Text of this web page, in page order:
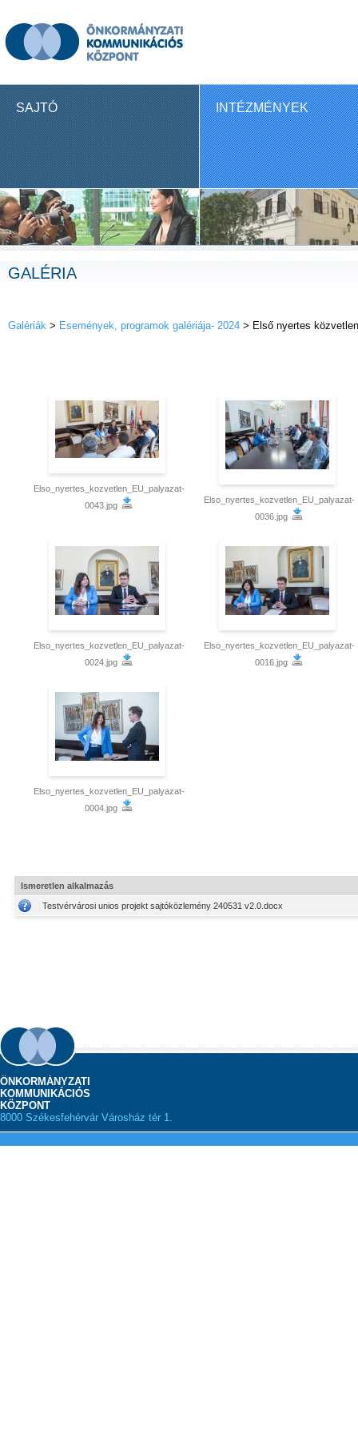
SAJTÓ INTÉZMÉNYEK
GALÉRIA
Galériák > Események, programok galériája- 2024 > Első nyertes
Elso_nyertes_kozvetlen_EU_palyazat-
0043.jpg
Elso_nyertes_kozvetlen_EU_palyazat-
0036.jpg
Elso_nyertes_kozvetlen_EU_palyazat-
0024.jpg
Elso_nyertes_kozvetlen_EU_palyazat-
0016.jpg
Elso_nyertes_kozvetlen_EU_palyazat-
0004.jpg
Ismeretlen alkalmazás
Testvérvárosi unios projekt sajtóközlemény 240531 v2.0.docx
ÖNKORMÁNYZATI
KOMMUNIKÁCIÓS
KÖZPONT
8000 Székesfehérvár Városház tér 1.